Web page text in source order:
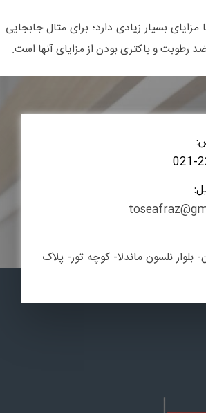
بسیار زیادی دارد؛ برای مثال جابجایی
رطوبت و باکتری بودن از مزایای آنها است.
021-
بلوار نلسون ماندلا- کوچه تور- پلاک